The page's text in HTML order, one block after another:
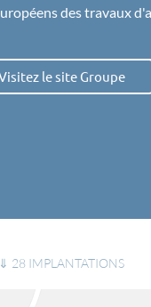
des travaux
le site Groupe
⇓ 28 IMPLANTATIONS